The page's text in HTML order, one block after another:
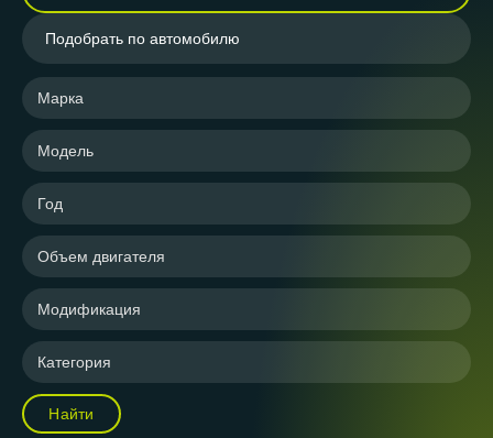
Подобрать по автомобилю
Марка
Модель
Год
Объем двигателя
Модификация
Категория
Найти